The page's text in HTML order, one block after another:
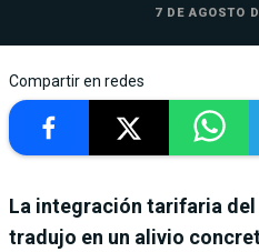
7 DE AGOSTO
Compartir en redes
La integración tarifaria
tradujo en un alivio